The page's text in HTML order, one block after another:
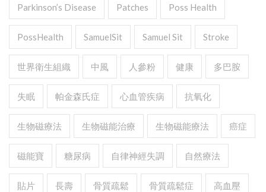
Parkinson’s Disease Patches Poss Health
PossHealth SamuelSit Samuel Sit Stroke
世界衛生組織 中風 人參粉 健康 多巴胺
失眠 帕金森氏症 心血管疾病 抗氧化
生物磁療法 生物磁能治療 生物磁能療法 癌症
磁能寶 糖尿病 自律神經失調 自然療法
貼片 長壽 骨質疏鬆 骨質疏鬆症 高血壓